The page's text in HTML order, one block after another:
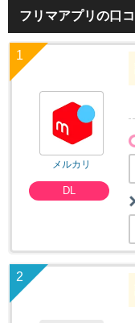
フリマアプリの口
メルカリ
DL